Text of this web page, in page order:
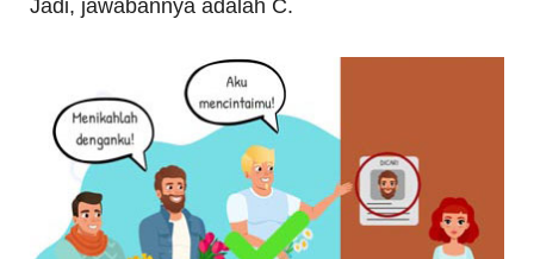
Jadi, jawabannya adalah C.